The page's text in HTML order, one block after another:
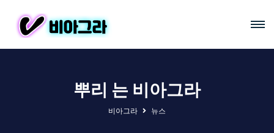
뿌리 는 비아그라
비아그라 뉴스